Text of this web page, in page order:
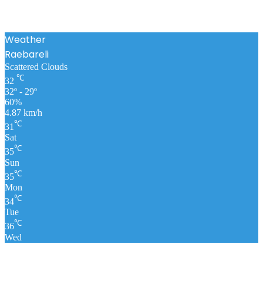
Weather
Raebareli
Scattered Clouds
32 ℃
32º - 29º
60%
4.87 km/h
31 ℃
Sat
35℃
Sun
35℃
Mon
34℃
Tue
36℃
Wed